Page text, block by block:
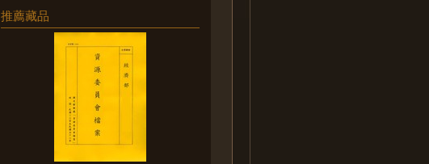
推薦藏品